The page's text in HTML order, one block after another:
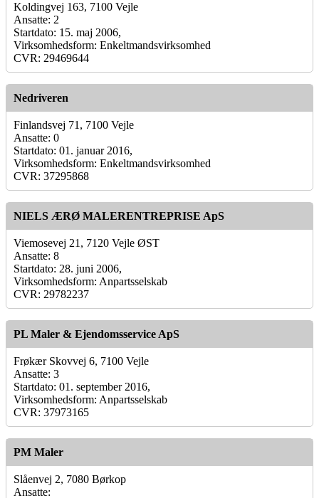
Koldingvej 163, 7100 Vejle
Ansatte: 2
Startdato: 15. maj 2006,
Virksomhedsform: Enkeltmandsvirksomhed
CVR: 29469644
Nedriveren
Finlandsvej 71, 7100 Vejle
Ansatte: 0
Startdato: 01. januar 2016,
Virksomhedsform: Enkeltmandsvirksomhed
CVR: 37295868
NIELS ÆRØ MALERENTREPRISE ApS
Viemosevej 21, 7120 Vejle ØST
Ansatte: 8
Startdato: 28. juni 2006,
Virksomhedsform: Anpartsselskab
CVR: 29782237
PL Maler & Ejendomsservice ApS
Frøkær Skovvej 6, 7100 Vejle
Ansatte: 3
Startdato: 01. september 2016,
Virksomhedsform: Anpartsselskab
CVR: 37973165
PM Maler
Slåenvej 2, 7080 Børkop
Ansatte: